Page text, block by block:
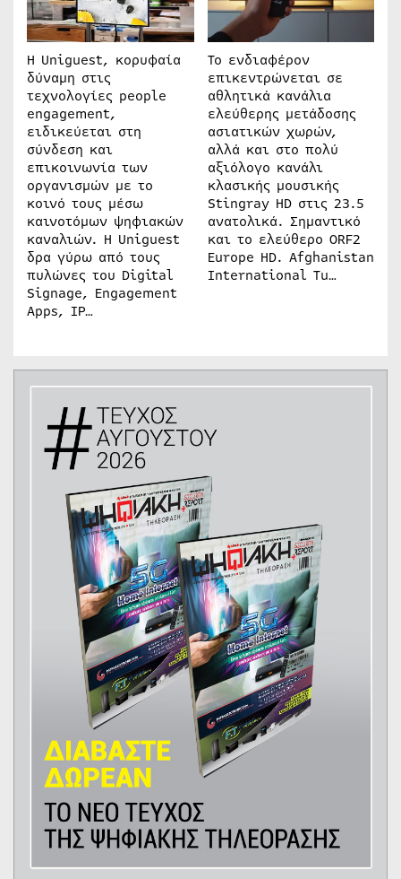
Η Uniguest, κορυφαία
δύναμη στις
τεχνολογίες people
engagement,
ειδικεύεται στη
σύνδεση και
επικοινωνία των
οργανισμών με το
κοινό τους μέσω
καινοτόμων ψηφιακών
καναλιών. Η Uniguest
δρα γύρω από τους
πυλώνες του Digital
Signage, Engagement
Apps, IP…
Το ενδιαφέρον
επικεντρώνεται σε
αθλητικά κανάλια
ελεύθερης μετάδοσης
ασιατικών χωρών,
αλλά και στο πολύ
αξιόλογο κανάλι
κλασικής μουσικής
Stingray HD στις 23.5
ανατολικά. Σημαντικό
και το ελεύθερο ORF2
Europe HD. Afghanistan
International Tu…